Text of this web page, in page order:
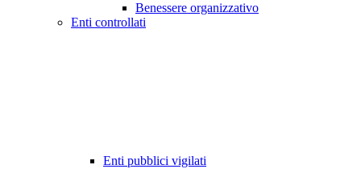
Benessere organizzativo
Enti controllati
Enti pubblici vigilati